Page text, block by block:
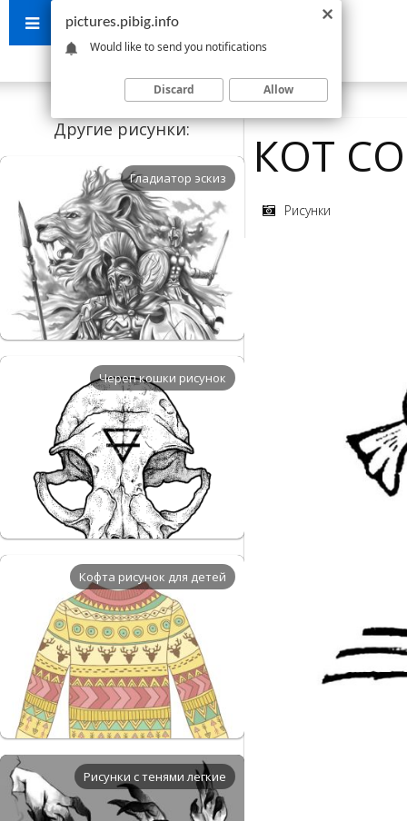
Другие рисунки:
Гладиатор эскиз
Череп кошки рисунок
Кофта рисунок для детей
Рисунки с тенями легкие
КОТ
Рисунки
pictures.pibig.info
Would like to send you notifications
Discard Allow